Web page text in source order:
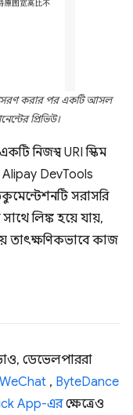
করার পর একটি আসল
প্রিভিউ।
একটি নিজস্ব URI স্কিম
DevTools
সরাসরি
লিঙ্ক হয়ে যায়,
তাৎক্ষণিকভাবে কাজ
ডেভেলপাররা
WeChat , ByteDance
App-এরক্ষেত্রেও